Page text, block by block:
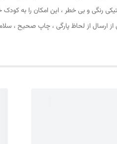
و زیپ 150 سانتی متری با کیفیت با سرزیپ پلاستیکی رنگی و بی
ارسال از لحاظ پارگی ، چاپ صحیح ،